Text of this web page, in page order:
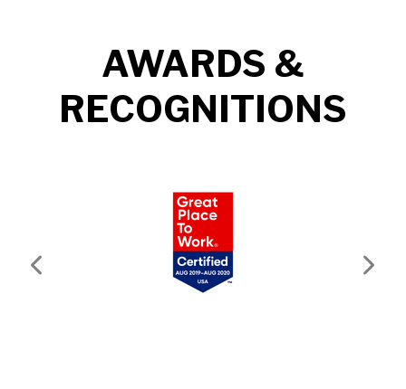
AWARDS &
RECOGNITIONS
Previous Next